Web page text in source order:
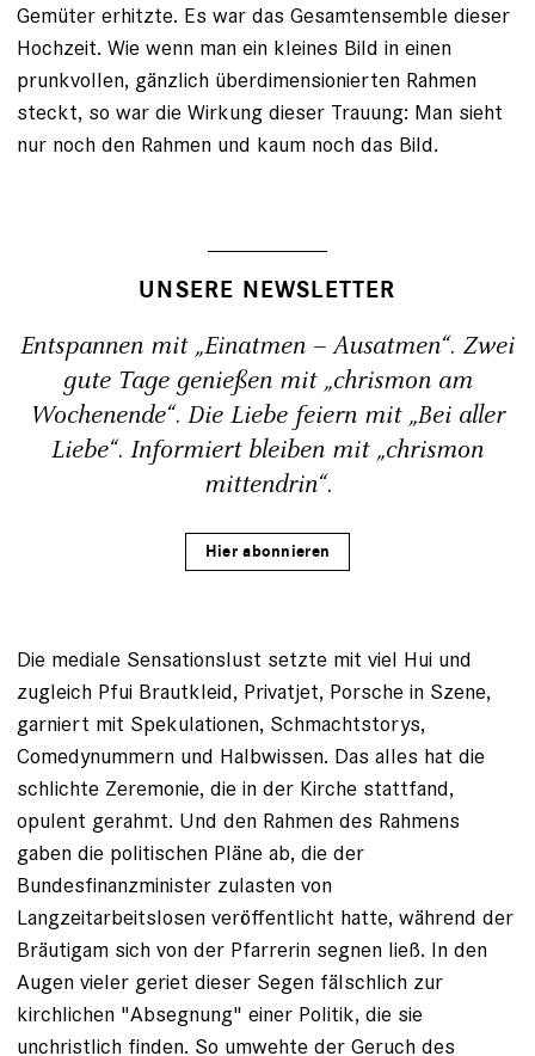
Gemüter erhitzte. Es war das Gesamtensemble dieser
Hochzeit. Wie wenn man ein kleines Bild in einen
prunkvollen, gänzlich überdimensionierten Rahmen
steckt, so war die Wirkung dieser Trauung: Man sieht
nur noch den Rahmen und kaum noch das Bild.
UNSERE NEWSLETTER
Entspannen mit „Einatmen – Ausatmen“. Zwei
gute Tage genießen mit „chrismon am
Wochenende“. Die Liebe feiern mit „Bei aller
Liebe“. Informiert bleiben mit „chrismon
mittendrin“.
Hier abonnieren
Die mediale Sensationslust setzte mit viel Hui und
zugleich Pfui Brautkleid, Privatjet, Porsche in Szene,
garniert mit Spekulationen, Schmachtstorys,
Comedynummern und Halbwissen. Das alles hat die
schlichte Zeremonie, die in der Kirche stattfand,
opulent gerahmt. Und den Rahmen des Rahmens
gaben die politischen Pläne ab, die der
Bundesfinanzminister zulasten von
Langzeitarbeitslosen veröffentlicht hatte, während der
Bräutigam sich von der Pfarrerin segnen ließ. In den
Augen vieler geriet dieser Segen fälschlich zur
kirchlichen "Absegnung" einer Politik, die sie
unchristlich finden. So umwehte der Geruch des